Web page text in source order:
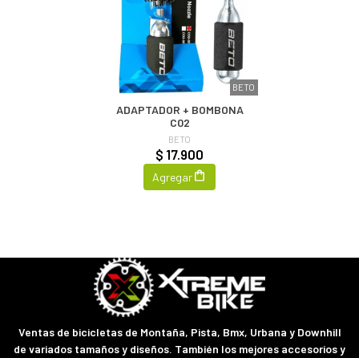
BETO
ADAPTADOR + BOMBONA
C02
BETO
$ 17.900
Agregar
Ventas de bicicletas de Montaña, Pista, Bmx, Urbana y Downhill
de variados tamaños y diseños. También los mejores accesorios y